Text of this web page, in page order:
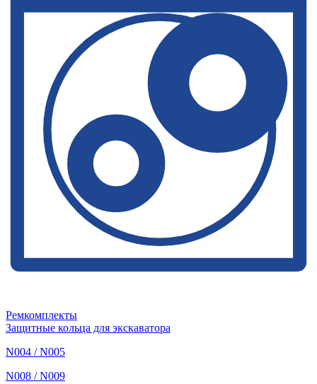
Ремкомплекты
Защитные кольца для экскаватора
N004 / N005
N008 / N009